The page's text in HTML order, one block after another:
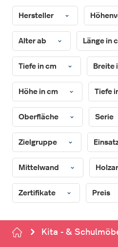
Hersteller
Alter ab Länge in
Tiefe in cm Breite
Höhe in cm Tiefe
Oberfläche Serie
Zielgruppe
Mittelwand
Zertifikate Preis
Kita - &